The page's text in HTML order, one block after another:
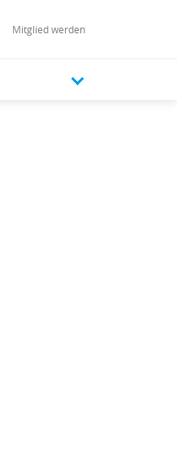
Mitglied werden